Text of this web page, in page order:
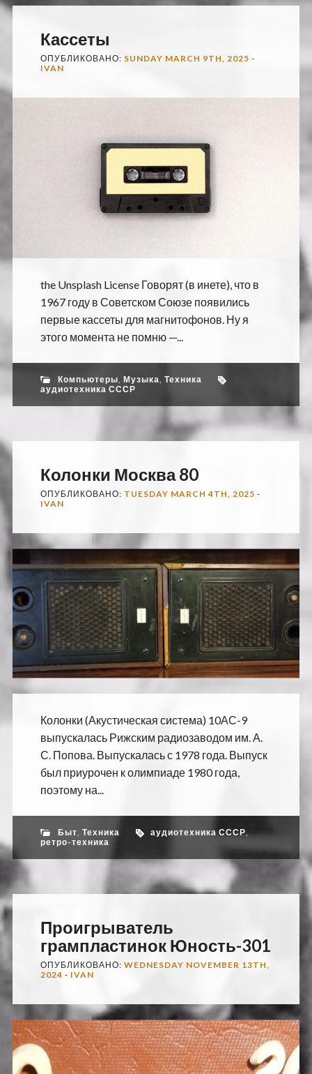
Кассеты
ОПУБЛИКОВАНО: SUNDAY MARCH 9TH, 2025 -
IVAN
the Unsplash License Говорят (в инете), что в
1967 году в Советском Союзе появились
первые кассеты для магнитофонов. Ну я
этого момента не помню —...
Компьютеры, Музыка, Техника
аудиотехника СССР
Колонки Москва 80
ОПУБЛИКОВАНО: TUESDAY MARCH 4TH, 2025 -
IVAN
Колонки (Акустическая система) 10АС-9
выпускалась Рижским радиозаводом им. А.
С. Попова. Выпускалась с 1978 года. Выпуск
был приурочен к олимпиаде 1980 года,
поэтому на...
Быт, Техника аудиотехника СССР,
ретро-техника
Проигрыватель
грампластинок Юность-301
ОПУБЛИКОВАНО: WEDNESDAY NOVEMBER 13TH,
2024 - IVAN